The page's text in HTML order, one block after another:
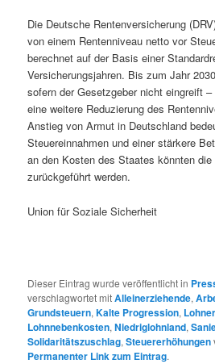
Die Deutsche Rentenversicherung
von einem Rentenniveau netto vor
berechnet auf der Basis einer
Versicherungsjahren. Bis zum Jahr
sofern der Gesetzgeber nicht eingreift
eine weitere Reduzierung des
Anstieg von Armut in Deutschland
Steuereinnahmen und einer stärkere
an den Kosten des Staates könnten
zurückgeführt werden.
Union für Soziale Sicherheit
Dieser Eintrag wurde veröffentlicht in
verschlagwortet mitAlleinerziehende,
Grundsteuern,Kalte Progression,
Lohnnebenkosten,Niedriglohnland,
Solidaritätszuschlag,Steuererhöhungen
Permanenter Link zum Eintrag.